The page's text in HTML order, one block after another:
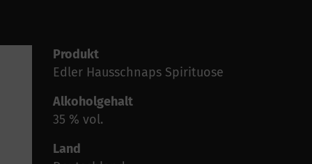
Produkt
Edler Hausschnaps Spirituose
Alkoholgehalt
35 % vol.
Land